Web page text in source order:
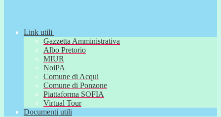
Link utili
Gazzetta Amministrativa
Albo Pretorio
MIUR
NoiPA
Comune di Acqui
Comune di Ponzone
Piattaforma SOFIA
Virtual Tour
Documenti utili